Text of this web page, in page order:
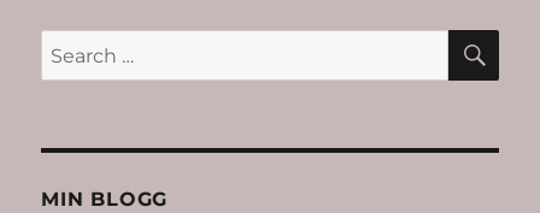
Search
for:
MIN BLOGG